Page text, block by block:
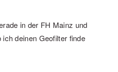
in der FH Mainz und
deinen Geofilter finde